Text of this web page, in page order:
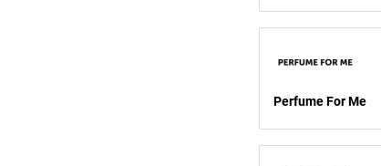
Perfume For Me